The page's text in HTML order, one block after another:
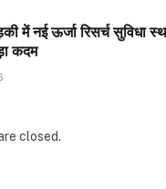
में नई ऊर्जा रिसर्च सुविधा
कदम
closed.